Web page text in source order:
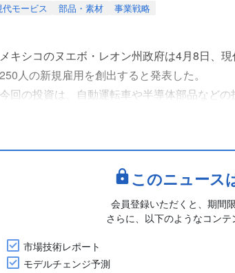
代モービス 部品・素材 事業戦略
メキシコのヌエボ・レオン州政府は4月8日、
人の新規雇用を創出すると発表した。
今回の投資は、自動運転車や半導体部品など
テリーシス....
このニュース
会員登録いただくと、期間
さらに、以下のようなコンテ
市場技術レポート
モデルチェンジ予測